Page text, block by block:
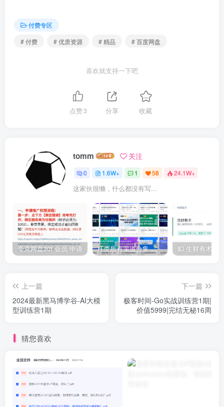
付费专区
# 付费
# 优质资源 # 精品 # 百度网盘
喜欢就支持一下吧
点赞3 分享 收藏
tomm 关注
0 1.6W+ 1 58 24.1W+
这家伙很懒，什么都没有写...
夸克网盘20t 会员 申请 IT类所有渠道合集 持续日更，目前近四千多条资源 年费用户微信私信获取权限
上一篇
2024最新黑马博学谷-AI大模
型训练营1期
下一篇
极客时间-Go实战训练营1期|
价值5999|完结无秘16周
猜您喜欢